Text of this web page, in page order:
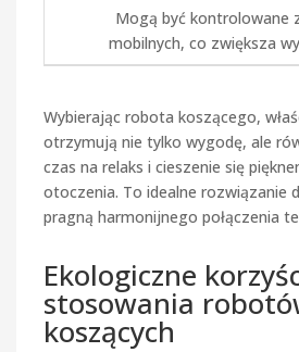
Mogą być kontrolowane
mobilnych, co zwiększa
Wybierając robota koszącego,
otrzymują nie tylko wygodę, ale
czas na relaks i cieszenie się
otoczenia. To idealne rozwiązanie
pragną harmonijnego połączenia
Ekologiczne
stosowania
koszących